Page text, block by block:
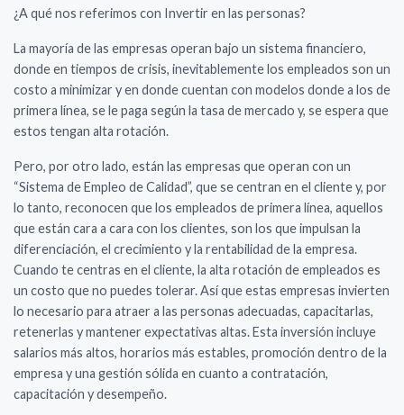
¿A qué nos referimos con Invertir en las personas?
La mayoría de las empresas operan bajo un sistema financiero,
donde en tiempos de crisis, inevitablemente los empleados son un
costo a minimizar y en donde cuentan con modelos donde a los de
primera línea, se le paga según la tasa de mercado y, se espera que
estos tengan alta rotación.
Pero, por otro lado, están las empresas que operan con un
“Sistema de Empleo de Calidad”, que se centran en el cliente y, por
lo tanto, reconocen que los empleados de primera línea, aquellos
que están cara a cara con los clientes, son los que impulsan la
diferenciación, el crecimiento y la rentabilidad de la empresa.
Cuando te centras en el cliente, la alta rotación de empleados es
un costo que no puedes tolerar. Así que estas empresas invierten
lo necesario para atraer a las personas adecuadas, capacitarlas,
retenerlas y mantener expectativas altas. Esta inversión incluye
salarios más altos, horarios más estables, promoción dentro de la
empresa y una gestión sólida en cuanto a contratación,
capacitación y desempeño.